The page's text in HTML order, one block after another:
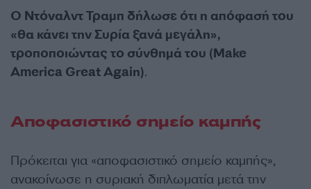
Ο Ντόναλντ Τραμπ δήλωσε ότι η απόφασή του
«θα κάνει την Συρία ξανά μεγάλη»,
τροποποιώντας το σύνθημά του (Make
America Great Again).
Αποφασιστικό σημείο καμπής
Πρόκειται για «αποφασιστικό σημείο καμπής»,
ανακοίνωσε η συριακή διπλωματία μετά την